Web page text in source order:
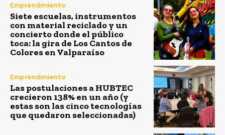
Emprendimiento
Siete escuelas, instrumentos
con material reciclado y un
concierto donde el público
toca: la gira de Los Cantos de
Colores en Valparaíso
Emprendimiento
Las postulaciones a HUBTEC
crecieron 138% en un año (y
estas son las cinco tecnologías
que quedaron seleccionadas)